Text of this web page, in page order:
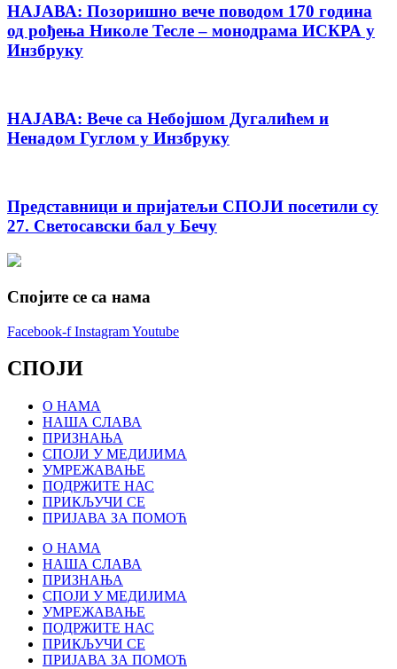
НАЈАВА: Позоришно вече поводом 170 година
од рођења Николе Тесле – монодрама ИСКРА у
Инзбруку
НАЈАВА: Вече са Небојшом Дугалићем и
Ненадом Гуглом у Инзбруку
Представници и пријатељи СПОЈИ посетили су
27. Светосавски бал у Бечу
Спојите се са нама
Facebook-f InstagramYoutube
СПОЈИ
О НАМА
НАША СЛАВА
ПРИЗНАЊА
СПОЈИ У МЕДИЈИМА
УМРЕЖАВАЊЕ
ПОДРЖИТЕ НАС
ПРИКЉУЧИ СЕ
ПРИЈАВА ЗА ПОМОЋ
О НАМА
НАША СЛАВА
ПРИЗНАЊА
СПОЈИ У МЕДИЈИМА
УМРЕЖАВАЊЕ
ПОДРЖИТЕ НАС
ПРИКЉУЧИ СЕ
ПРИЈАВА ЗА ПОМОЋ